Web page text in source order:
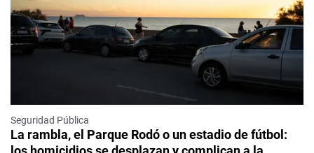
Seguridad Pública
La rambla, el Parque Rodó o un estadio de fútbol: